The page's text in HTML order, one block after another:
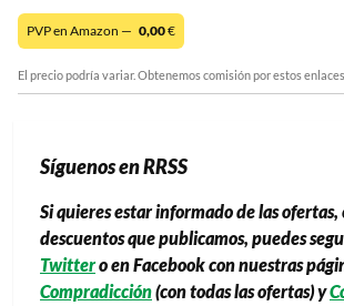
PVP en Amazon — 0,00€
El precio podría variar. Obtenemos comisión por estos enlaces
Síguenos en RRSS
Si quieres estar informado de las ofertas,
descuentos que publicamos, puedes
Twittero en Facebook con nuestras
Compradicción(con todas las ofertas) y